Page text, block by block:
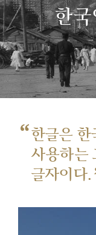
한
“한글은 한
사용하는
글자이다.